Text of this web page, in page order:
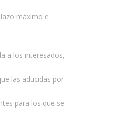
máximo e
a los interesados,
las aducidas por
para los que se